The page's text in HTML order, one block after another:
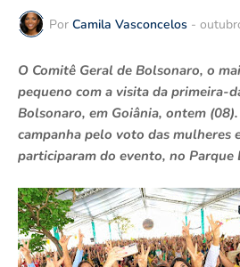
Por Camila Vasconcelos -
O Comitê Geral de Bolsonaro, o
pequeno com a visita da primeira-
Bolsonaro, em Goiânia, ontem
campanha pelo voto das mulheres
participaram do evento, no Parque